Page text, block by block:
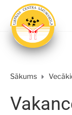
Sākums